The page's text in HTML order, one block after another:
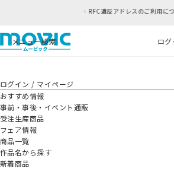
RFC違反アドレスのご利用に
メニュー検索 ロ
ログイン / マイページ
おすすめ情報
事前・事後・イベント通販
受注生産商品
フェア情報
商品一覧
作品名から探す
新着商品